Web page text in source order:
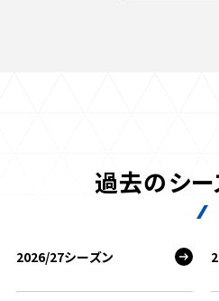
過去のシ
2026/27シーズン